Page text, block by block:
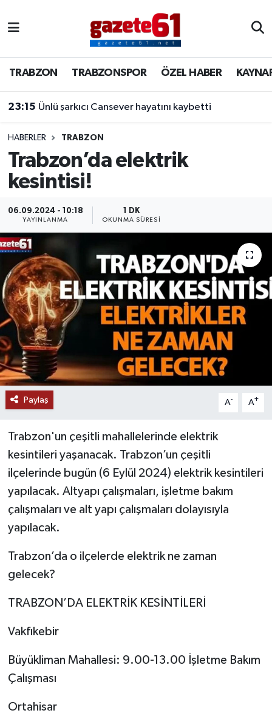
TRABZON TRABZONSPOR ÖZEL HABER
23:15 Ünlü şarkıcı Cansever hayatını kaybetti
HABERLER TRABZON
Trabzon’da elektrik
kesintisi!
06.09.2024 - 10:18
YAYINLANMA
1 DK
OKUNMA SÜRESI
Paylaş A- A+
Trabzon'un çeşitli mahallelerinde elektrik
kesintileri yaşanacak. Trabzon’un çeşitli
ilçelerinde bugün (6 Eylül 2024) elektrik kesintileri
yapılacak. Altyapı çalışmaları, işletme bakım
çalışmaları ve alt yapı çalışmaları dolayısıyla
yapılacak.
Trabzon’da o ilçelerde elektrik ne zaman
gelecek?
TRABZON’DA ELEKTRİK KESİNTİLERİ
Vakfıkebir
Büyükliman Mahallesi: 9.00-13.00 İşletme Bakım
Çalışması
Ortahisar
TRABZONSPOR
ÖZEL HABER
KAYNAR KAZAN
SİYASET
Trabzon Nöbetçi Eczaneler
Trabzon Hava Durumu
Trabzon Namaz Vakitleri
Trabzon Trafik Yoğunluk Haritası
Süper Lig Puan Durumu ve Fikstür
Son Dakika Haberleri
Haber Arşivi